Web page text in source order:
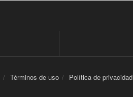
Términos de uso Política de privacidad